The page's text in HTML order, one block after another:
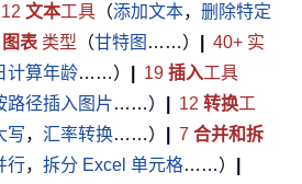
12 文本工具 （添加文本， 删除特定
图表 类型 （甘特图 ……）
40+ 实
计算年龄……） 19 插入工具
路径插入图片……） 12 转换工
写， 汇率转换……） 7 合并和拆
行， 拆分 Excel 单元格……）